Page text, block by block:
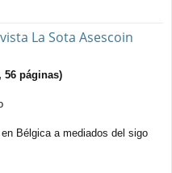
La Sota Asescoin
56 páginas)
Bélgica a mediados del sigo